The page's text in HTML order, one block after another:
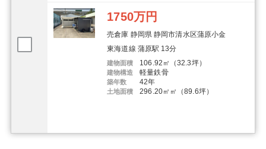
1750万円
売倉庫 静岡県 静岡市清水区蒲原小金
東海道線 蒲原駅 13分
建物面積 106.92㎡（32.3坪）
建物構造 軽量鉄骨
築年数 42年
土地面積 296.20㎡㎡（89.6坪）